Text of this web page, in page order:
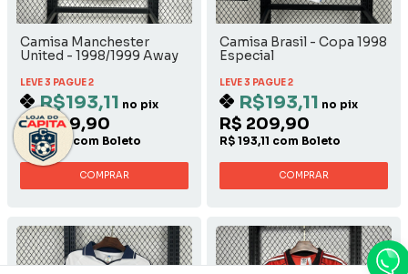
Camisa Manchester
United - 1998/1999 Away
LEVE 3 PAGUE 2
R$193,11 no pix
R$ 209,90
R$ 193,11 com Boleto
COMPRAR
Camisa Brasil - Copa 1998
Especial
LEVE 3 PAGUE 2
R$193,11 no pix
R$ 209,90
R$ 193,11 com Boleto
COMPRAR